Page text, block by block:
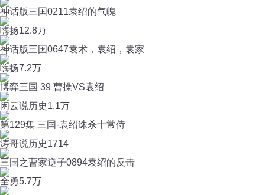
神话版三国0211袁绍的气魄
嗨扬12.8万
神话版三国0647袁术，袁绍，袁家
嗨扬7.2万
博弈三国 39 曹操VS袁绍
闲云说历史1.1万
第129集 三国-袁绍诛杀十常侍
涛哥说历史1714
三国之曹家逆子0894袁绍的反击
全勇5.7万